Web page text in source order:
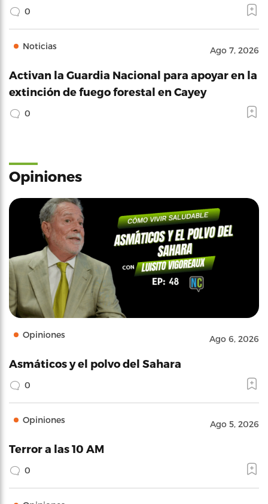
0
Noticias Ago 7, 2026
Activan la Guardia Nacional para apoyar en la
extinción de fuego forestal en Cayey
0
Opiniones
Opiniones Ago 6, 2026
Asmáticos y el polvo del Sahara
0
Opiniones Ago 5, 2026
Terror a las 10 AM
0